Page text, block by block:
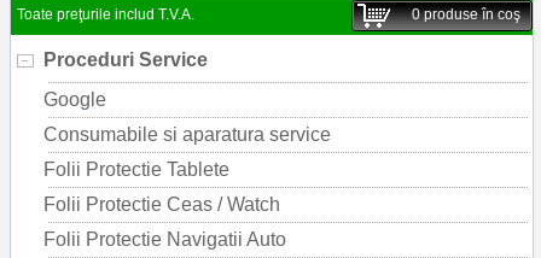
Toate preţurile includ T.V.A. 0produse în coş
Proceduri Service
Google
Consumabile si aparatura service
Folii Protectie Tablete
Folii Protectie Ceas / Watch
Folii Protectie Navigatii Auto